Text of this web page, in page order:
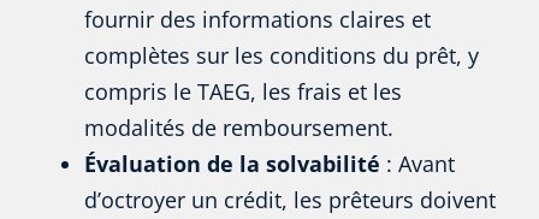
fournir des informations claires et
complètes sur les conditions du prêt, y
compris le TAEG, les frais et les
modalités de remboursement.
Évaluation de la solvabilité : Avant
d’octroyer un crédit, les prêteurs doivent